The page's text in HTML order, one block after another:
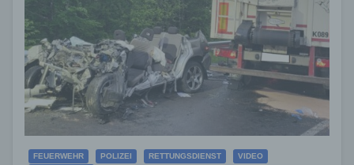
FEUERWEHR POLIZEI RETTUNGSDIENST
VIDEO